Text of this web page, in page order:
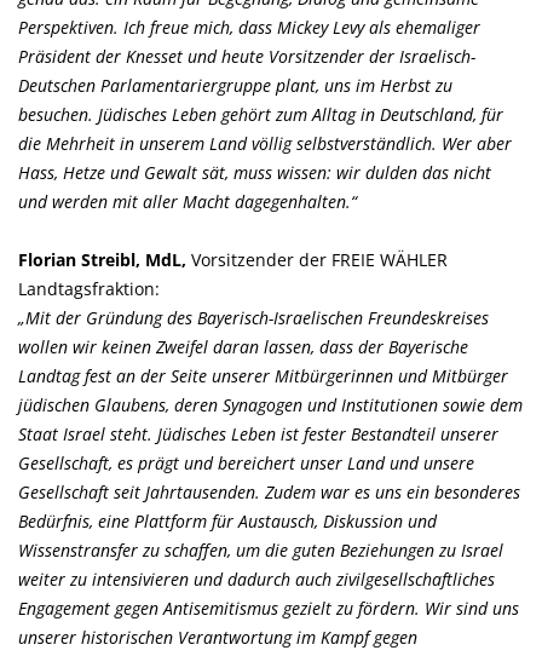
Perspektiven. Ich freue mich, dass Mickey Levy als ehemaliger
Präsident der Knesset und heute Vorsitzender der Israelisch-
Deutschen Parlamentariergruppe plant, uns im Herbst zu
besuchen. Jüdisches Leben gehört zum Alltag in Deutschland, für
die Mehrheit in unserem Land völlig selbstverständlich. Wer aber
Hass, Hetze und Gewalt sät, muss wissen: wir dulden das nicht
und werden mit aller Macht dagegenhalten.“
Florian Streibl, MdL, Vorsitzender der FREIE WÄHLER
Landtagsfraktion:
Mit der Gründung des Bayerisch-Israelischen Freundeskreises
wollen wir keinen Zweifel daran lassen, dass der Bayerische
Landtag fest an der Seite unserer Mitbürgerinnen und Mitbürger
jüdischen Glaubens, deren Synagogen und Institutionen sowie dem
Staat Israel steht. Jüdisches Leben ist fester Bestandteil unserer
Gesellschaft, es prägt und bereichert unser Land und unsere
Gesellschaft seit Jahrtausenden. Zudem war es uns ein besonderes
Bedürfnis, eine Plattform für Austausch, Diskussion und
Wissenstransfer zu schaffen, um die guten Beziehungen zu Israel
weiter zu intensivieren und dadurch auch zivilgesellschaftliches
Engagement gegen Antisemitismus gezielt zu fördern. Wir sind uns
unserer historischen Verantwortung im Kampf gegen